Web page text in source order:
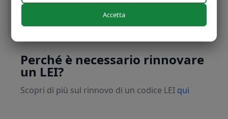
Richiedi oggi stesso
Perché è necessario rinnovare
un LEI?
Scopri di più sul rinnovo di un codice LEI qui
Accetta